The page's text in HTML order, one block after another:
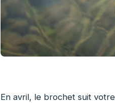
En avril, le brochet suit